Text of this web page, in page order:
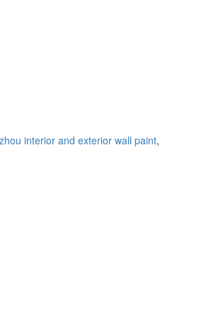
interior and exterior wall paint,